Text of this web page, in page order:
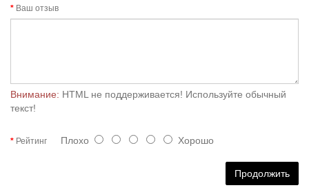
Ваш отзыв
Внимание: HTML не поддерживается! Используйте обычный
текст!
Рейтинг Плохо Хорошо
Продолжить